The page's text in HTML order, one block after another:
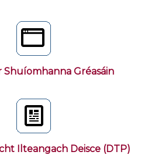
Shuíomhanna Gréasáin
Ilteangach Deisce (DTP)